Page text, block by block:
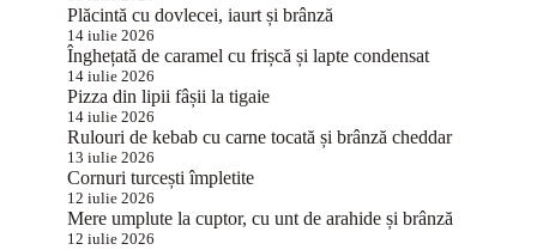
Plăcintă cu dovlecei, iaurt și brânză
14 iulie 2026
Înghețată de caramel cu frișcă și lapte condensat
14 iulie 2026
Pizza din lipii fâșii la tigaie
14 iulie 2026
Rulouri de kebab cu carne tocată și brânză cheddar
13 iulie 2026
Cornuri turcești împletite
12 iulie 2026
Mere umplute la cuptor, cu unt de arahide și brânză
12 iulie 2026